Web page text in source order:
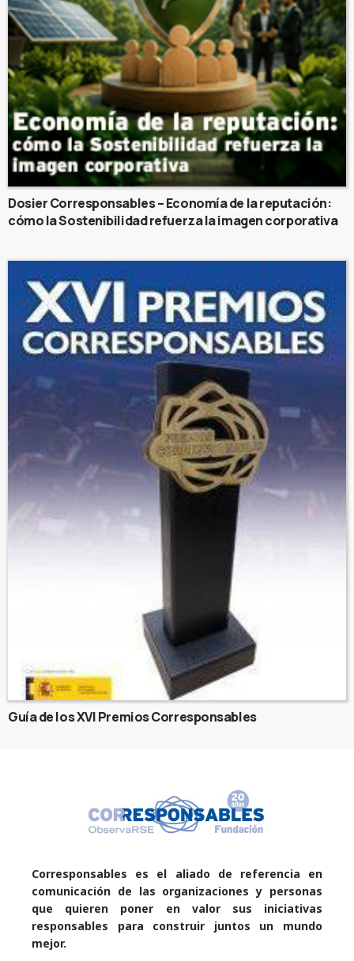
Dosier Corresponsables – Economía de la reputación:
cómo la Sostenibilidad refuerza la imagen corporativa
Guía de los XVI Premios Corresponsables
Corresponsables es el aliado de referencia en
comunicación de las organizaciones y personas
que quieren poner en valor sus iniciativas
responsables para construir juntos un mundo
mejor.